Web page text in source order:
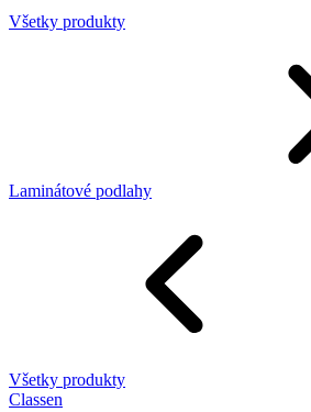
Všetky produkty
Laminátové podlahy
Všetky produkty
Classen